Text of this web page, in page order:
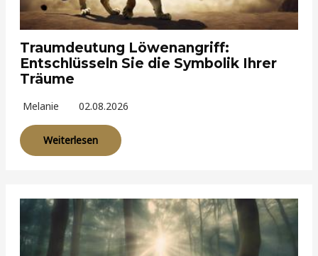
Traumdeutung Löwenangriff:
Entschlüsseln Sie die Symbolik Ihrer
Träume
Melanie 02.08.2026
Weiterlesen